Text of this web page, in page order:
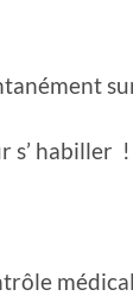
s’ habiller !